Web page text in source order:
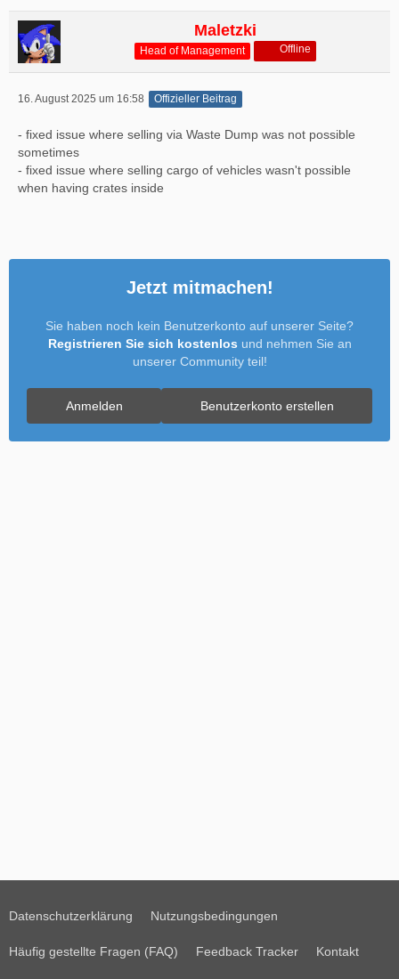
Maletzki
Head of Management Offline
16. August 2025 um 16:58 Offizieller Beitrag
- fixed issue where selling via Waste Dump was not possible
sometimes
- fixed issue where selling cargo of vehicles wasn't possible
when having crates inside
Jetzt mitmachen!
Sie haben noch kein Benutzerkonto auf unserer Seite?
Registrieren Sie sich kostenlos und nehmen Sie an
unserer Community teil!
Benutzerkonto erstellen
Anmelden
Datenschutzerklärung Nutzungsbedingungen
Häufig gestellte Fragen (FAQ) Feedback Tracker Kontakt